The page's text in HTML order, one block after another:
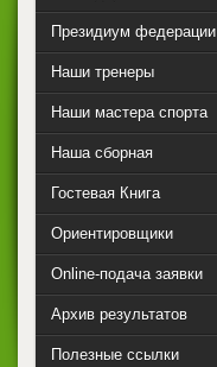
Президиум федерации
Наши тренеры
Наши мастера спорта
Наша сборная
Гостевая Книга
Ориентировщики
Online-подача заявки
Архив результатов
Полезные ссылки